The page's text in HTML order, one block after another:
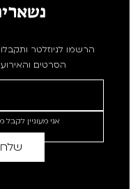
הרשמו לניוזלטר
הסרטים
אני מעוניין